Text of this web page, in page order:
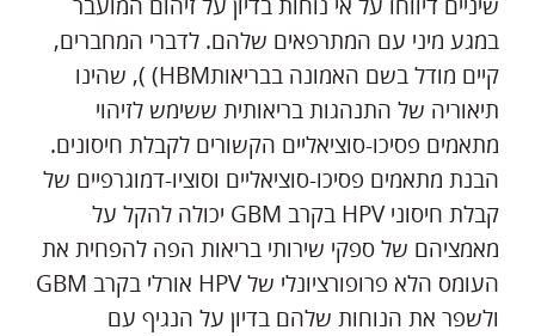
שיניים דיווחו על אי נוחות בדיון על זיהום המועבר
במגע מיני עם המתרפאים שלהם. לדברי המחברים,
קיים מודל בשם האמונה בבריאותHBM) ), שהינו
תיאוריה של התנהגות בריאותית ששימש לזיהוי
מתאמים פסיכו-סוציאליים הקשורים לקבלת חיסונים.
הבנת מתאמים פסיכו-סוציאליים וסוציו-דמוגרפיים של
קבלת חיסוני HPV בקרב GBM יכולה להקל על
מאמציהם של ספקי שירותי בריאות הפה להפחית את
העומס הלא פרופורציונלי של HPV אורלי בקרב GBM
ולשפר את הנוחות שלהם בדיון על הנגיף עם